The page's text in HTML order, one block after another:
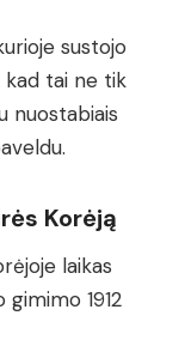
sustojo
kad tai ne tik
nuostabiais
Korėją
laikas
1912